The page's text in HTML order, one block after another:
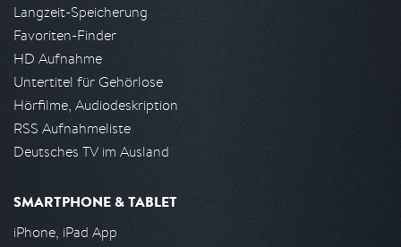
Langzeit-Speicherung
Favoriten-Finder
HD Aufnahme
Untertitel für Gehörlose
Hörfilme, Audiodeskription
RSS Aufnahmeliste
Deutsches TV im Ausland
SMARTPHONE & TABLET
iPhone, iPad App